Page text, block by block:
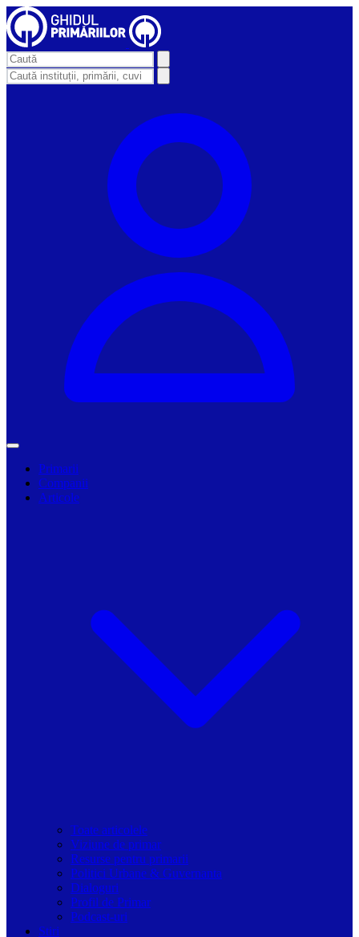
Primarii
Companii
Articole
Toate articolele
Viziune de primar
Resurse pentru primarii
Politici Urbane & Guvernanta
Dialoguri
Profil de Primar
Podcast-uri
Stiri